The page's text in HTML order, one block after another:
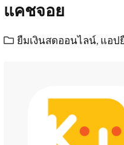
แคชจอย
ยืมเงินสดออนไลน์, แอป